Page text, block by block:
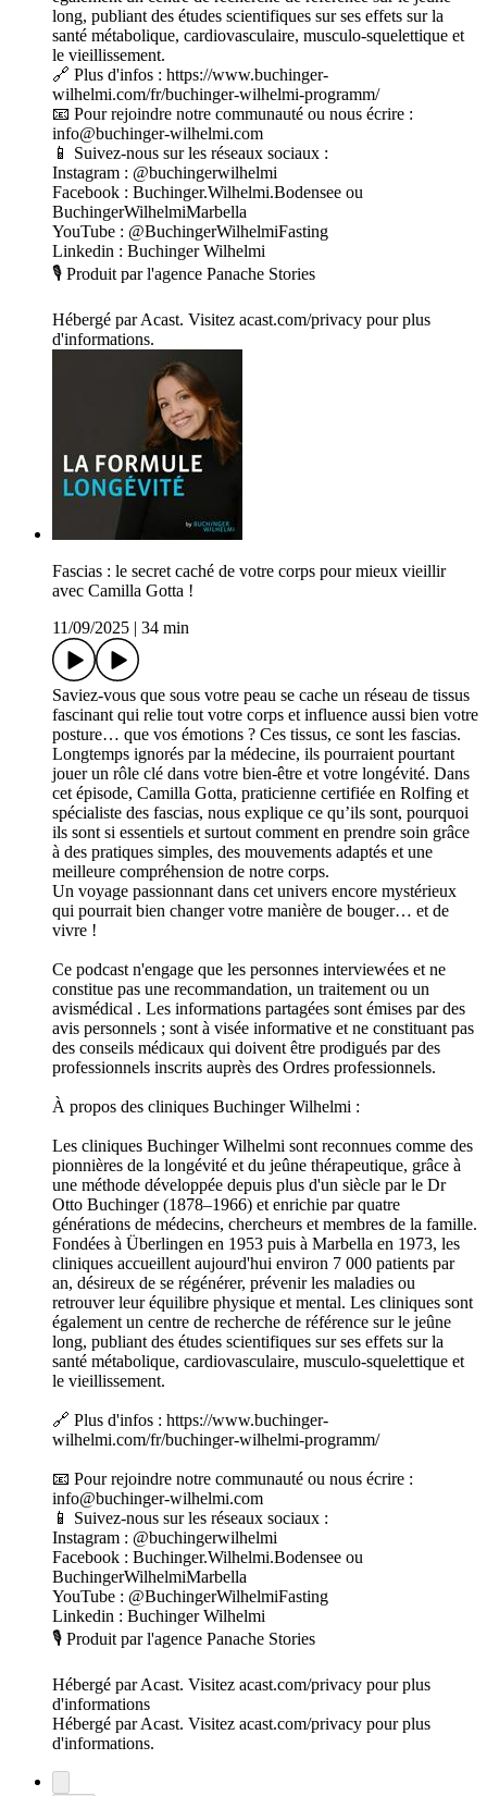
long, publiant des études scientifiques sur ses effets sur la
santé métabolique, cardiovasculaire, musculo-squelettique et
le vieillissement.
🔗 Plus d'infos : https://www.buchinger-
wilhelmi.com/fr/buchinger-wilhelmi-programm/
📧 Pour rejoindre notre communauté ou nous écrire :
info@buchinger-wilhelmi.com
📱 Suivez-nous sur les réseaux sociaux :
Instagram : @buchingerwilhelmi
Facebook : Buchinger.Wilhelmi.Bodensee ou
BuchingerWilhelmiMarbella
YouTube : @BuchingerWilhelmiFasting
Linkedin : Buchinger Wilhelmi
🎙️ Produit par l'agence Panache Stories
Hébergé par Acast. Visitez acast.com/privacy pour plus
d'informations.
Fascias : le secret caché de votre corps pour mieux vieillir
avec Camilla Gotta !
11/09/2025
34 min
Saviez-vous que sous votre peau se cache un réseau de tissus
fascinant qui relie tout votre corps et influence aussi bien votre
posture… que vos émotions ? Ces tissus, ce sont les fascias.
Longtemps ignorés par la médecine, ils pourraient pourtant
jouer un rôle clé dans votre bien-être et votre longévité. Dans
cet épisode, Camilla Gotta, praticienne certifiée en Rolfing et
spécialiste des fascias, nous explique ce qu’ils sont, pourquoi
ils sont si essentiels et surtout comment en prendre soin grâce
à des pratiques simples, des mouvements adaptés et une
meilleure compréhension de notre corps.
Un voyage passionnant dans cet univers encore mystérieux
qui pourrait bien changer votre manière de bouger… et de
vivre !
Ce podcast n'engage que les personnes interviewées et ne
constitue pas une recommandation, un traitement ou un
avismédical . Les informations partagées sont émises par des
avis personnels ; sont à visée informative et ne constituant pas
des conseils médicaux qui doivent être prodigués par des
professionnels inscrits auprès des Ordres professionnels.
À propos des cliniques Buchinger Wilhelmi :
Les cliniques Buchinger Wilhelmi sont reconnues comme des
pionnières de la longévité et du jeûne thérapeutique, grâce à
une méthode développée depuis plus d'un siècle par le Dr
Otto Buchinger (1878–1966) et enrichie par quatre
générations de médecins, chercheurs et membres de la famille.
Fondées à Überlingen en 1953 puis à Marbella en 1973, les
cliniques accueillent aujourd'hui environ 7 000 patients par
an, désireux de se régénérer, prévenir les maladies ou
retrouver leur équilibre physique et mental. Les cliniques sont
également un centre de recherche de référence sur le jeûne
long, publiant des études scientifiques sur ses effets sur la
santé métabolique, cardiovasculaire, musculo-squelettique et
le vieillissement.
🔗 Plus d'infos : https://www.buchinger-
wilhelmi.com/fr/buchinger-wilhelmi-programm/
📧 Pour rejoindre notre communauté ou nous écrire :
info@buchinger-wilhelmi.com
📱 Suivez-nous sur les réseaux sociaux :
Instagram : @buchingerwilhelmi
Facebook : Buchinger.Wilhelmi.Bodensee ou
BuchingerWilhelmiMarbella
YouTube : @BuchingerWilhelmiFasting
Linkedin : Buchinger Wilhelmi
🎙️ Produit par l'agence Panache Stories
Hébergé par Acast. Visitez acast.com/privacy pour plus
d'informations
Hébergé par Acast. Visitez acast.com/privacy pour plus
d'informations.